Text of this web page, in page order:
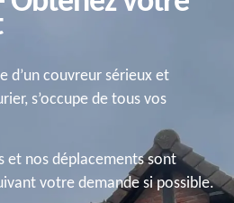
d’un couvreur sérieux et
s’occupe de tous vos
et nos déplacements sont
votre demande si possible.